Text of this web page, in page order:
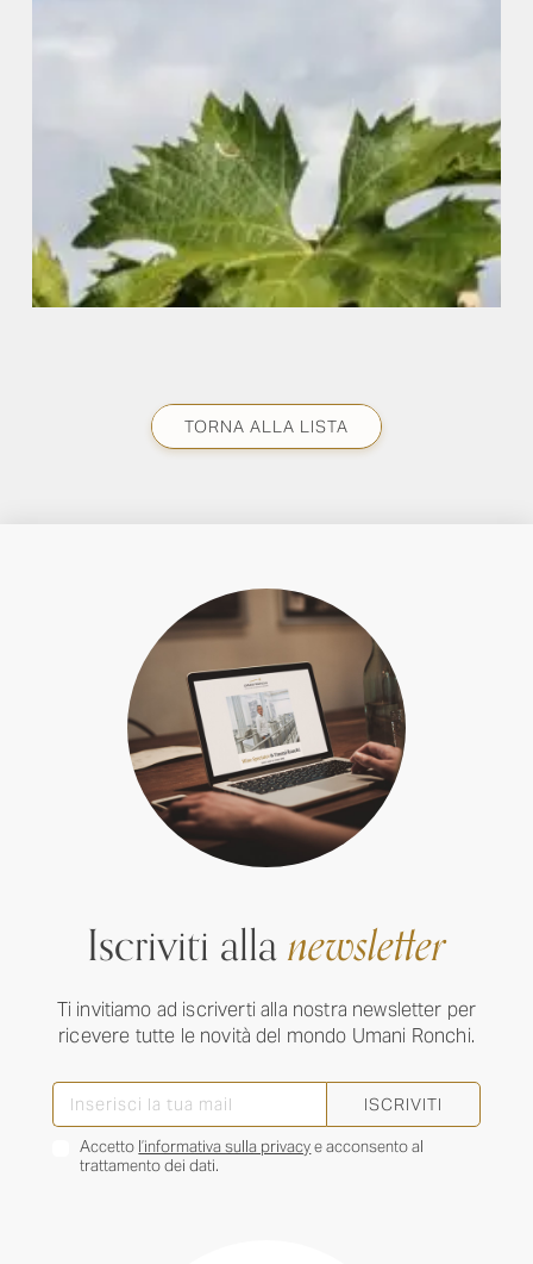
TORNA ALLA LISTA
Iscriviti allanewsletter
Ti invitiamo ad iscriverti alla nostra newsletter per
ricevere tutte le novità del mondo Umani Ronchi.
ISCRIVITI
Accetto l’informativa sulla privacye acconsento al
trattamento dei dati.